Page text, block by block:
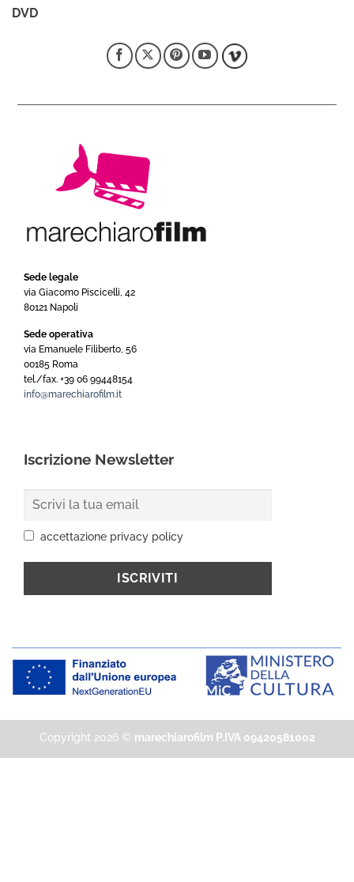
DVD
Sede legale
via Giacomo Piscicelli, 42
80121 Napoli
Sede operativa
via Emanuele Filiberto, 56
00185 Roma
tel./fax. +39 06 99448154
info@marechiarofilm.it
Iscrizione Newsletter
accettazione privacy policy
Copyright 2026 © marechiarofilm P.IVA 09420581002